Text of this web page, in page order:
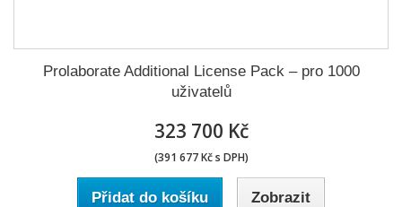
Prolaborate Additional License Pack – pro 1000
uživatelů
323 700 Kč
(391 677 Kč s DPH)
Přidat do košíku Zobrazit